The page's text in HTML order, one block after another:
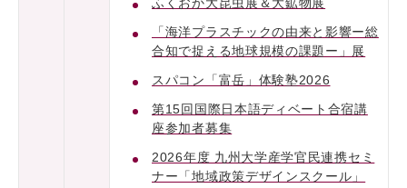
「海洋プラスチックの由来と影響ー総
合知で捉える地球規模の課題ー」展
スパコン「富岳」体験塾2026
第15回国際日本語ディベート合宿講
座参加者募集
2026年度 九州大学産学官民連携セミ
ナー「地域政策デザインスクール」